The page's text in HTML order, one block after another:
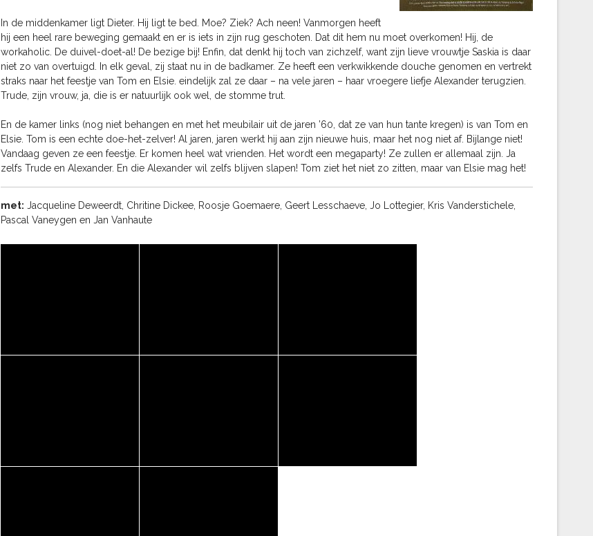
In de middenkamer ligt Dieter. Hij ligt te bed. Moe? Ziek? Ach neen! Vanmorgen heeft
hij een heel rare beweging gemaakt en er is iets in zijn rug geschoten. Dat dit hem nu moet overkomen! Hij, de
workaholic. De duivel-doet-al! De bezige bij! Enfin, dat denkt hij toch van zichzelf, want zijn lieve vrouwtje Saskia is daar
niet zo van overtuigd. In elk geval, zij staat nu in de badkamer. Ze heeft een verkwikkende douche genomen en vertrekt
straks naar het feestje van Tom en Elsie. eindelijk zal ze daar – na vele jaren – haar vroegere liefje Alexander terugzien.
Trude, zijn vrouw, ja, die is er natuurlijk ook wel, de stomme trut.
En de kamer links (nog niet behangen en met het meubilair uit de jaren ’60, dat ze van hun tante kregen) is van Tom en
Elsie. Tom is een echte doe-het-zelver! Al jaren, jaren werkt hij aan zijn nieuwe huis, maar het nog niet af. Bijlange niet!
Vandaag geven ze een feestje. Er komen heel wat vrienden. Het wordt een megaparty! Ze zullen er allemaal zijn. Ja
zelfs Trude en Alexander. En die Alexander wil zelfs blijven slapen! Tom ziet het niet zo zitten, maar van Elsie mag het!
met: Jacqueline Deweerdt, Chritine Dickee, Roosje Goemaere, Geert Lesschaeve, Jo Lottegier, Kris Vanderstichele,
Pascal Vaneygen en Jan Vanhaute